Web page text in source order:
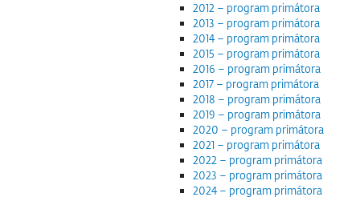
2012 – program primátora
2013 – program primátora
2014 – program primátora
2015 – program primátora
2016 – program primátora
2017 – program primátora
2018 – program primátora
2019 – program primátora
2020 – program primátora
2021 – program primátora
2022 – program primátora
2023 – program primátora
2024 – program primátora